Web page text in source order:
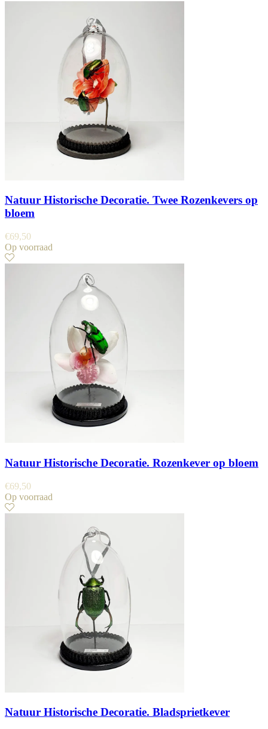
Natuur Historische Decoratie. Twee Rozenkevers op
bloem
€69,50
Op voorraad
Natuur Historische Decoratie. Rozenkever op bloem
€69,50
Op voorraad
Natuur Historische Decoratie. Bladsprietkever